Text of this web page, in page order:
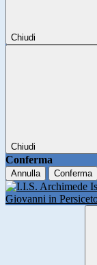
Chiudi
Chiudi
Conferma
Annulla Conferma
Giovanni in